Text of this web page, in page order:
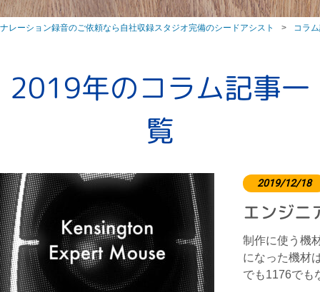
ナレーション録音のご依頼なら自社収録スタジオ完備のシードアシスト コラ
2019年のコラム記事一
覧
2019/12/18
エンジニ
制作に使う機
になった機材
でも1176で